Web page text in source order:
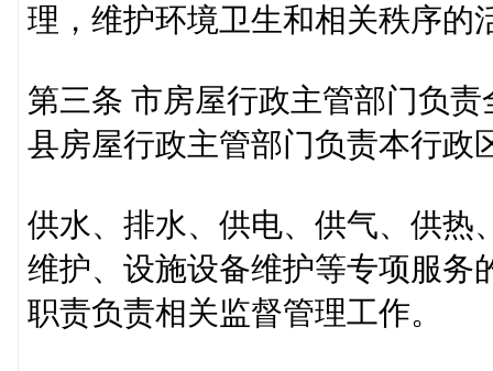
理，维护环境卫生和相关秩序的
第三条 市房屋行政主管部门负
县房屋行政主管部门负责本行政
供水、排水、供电、供气、供热
维护、设施设备维护等专项服务
职责负责相关监督管理工作。